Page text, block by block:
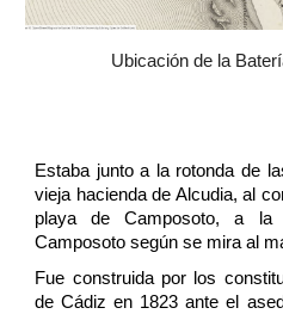
Ubicación de la
Estaba junto a la rotonda de
vieja hacienda de Alcudia, al
playa de Camposoto, a la
Camposoto según se mira al
Fue construida por los
de Cádiz en 1823 ante el